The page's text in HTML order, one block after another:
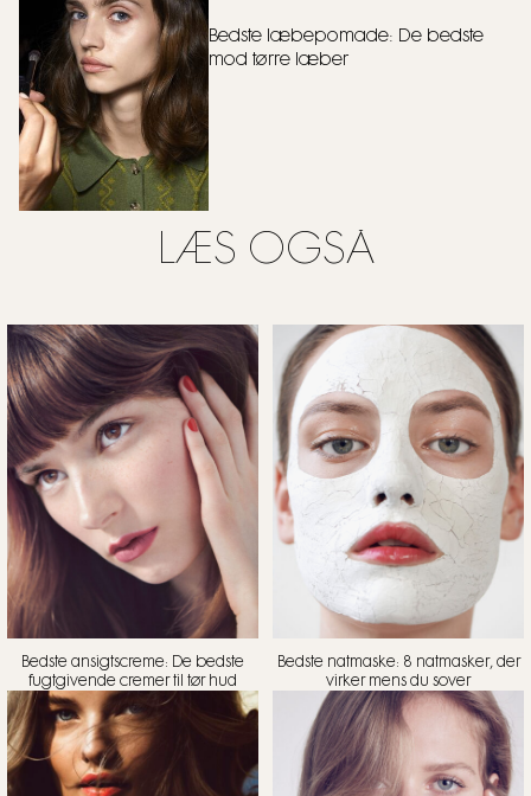
Bedste læbepomade: De bedste
mod tørre læber
LÆS OGSÅ
Bedste ansigtscreme: De bedste
fugtgivende cremer til tør hud
Bedste natmaske: 8 natmasker, der
virker mens du sover